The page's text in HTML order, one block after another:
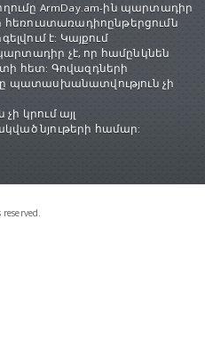
ArmDay.am-ին պարտադիր
հեռուստառադիոընթերցումն
է: Կայքում
չէ, որ համընկնեն
հետ: Գովազդների
պատասխանատվություն չի
կրում այլ
նյութերի համար: